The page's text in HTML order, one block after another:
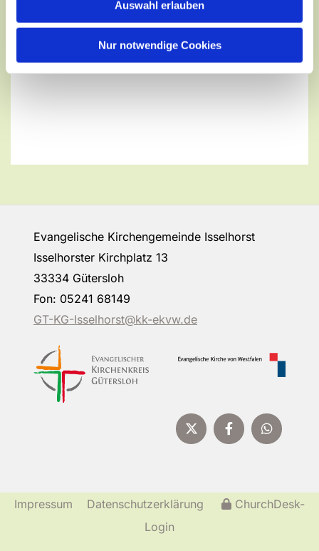
Auswahl erlauben
Nur notwendige Cookies
Evangelische Kirchengemeinde Isselhorst
Isselhorster Kirchplatz 13
33334 Gütersloh
Fon: 05241 68149
GT-KG-Isselhorst@kk-ekvw.de
Impressum Datenschutzerklärung
ChurchDesk-
Login